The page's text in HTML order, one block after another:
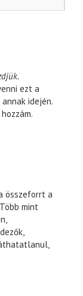
ezt a
idején.
összeforrt a
mint